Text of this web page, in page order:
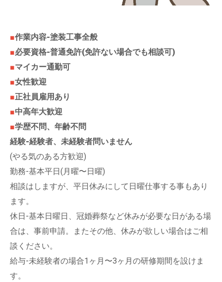
■作業内容-塗装工事全般
■必要資格-普通免許(免許ない場合でも相談可)
■マイカー通勤可
■女性歓迎
■正社員雇用あり
■中高年大歓迎
■学歴不問、年齢不問
経験-経験者、未経験者問いません
(やる気のある方歓迎)
勤務-基本平日(月曜〜日曜)
相談はしますが、平日休みにして日曜仕事する事もあり
ます。
休日-基本日曜日、冠婚葬祭など休みが必要な日がある場
合は、事前申請。またその他、休みが欲しい場合はご相
談ください。
給与-未経験者の場合1ヶ月〜3ヶ月の研修期間を設けま
す。